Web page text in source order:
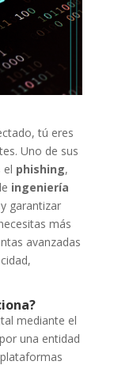
tú eres
Uno de sus
el phishing,
ingeniería
garantizar
más
avanzadas
mediante el
una entidad